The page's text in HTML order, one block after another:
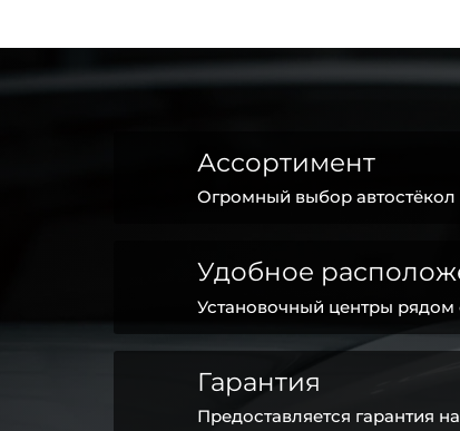
Ассортимент
Огромный выбор автостёкол
Удобное
Установочный центры рядом
Гарантия
Предоставляется гарантия